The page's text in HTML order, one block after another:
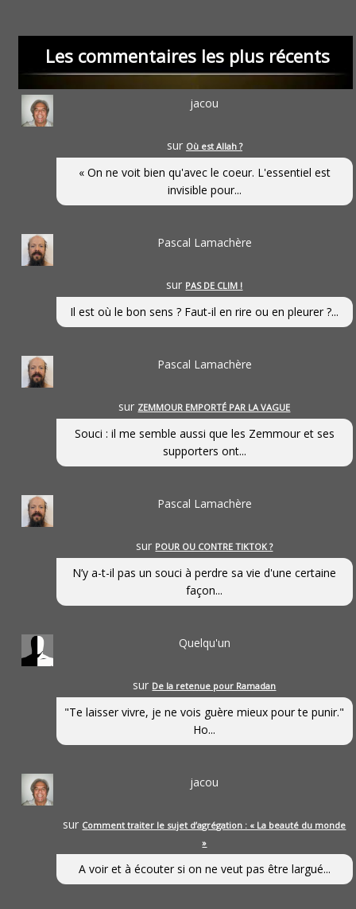
Les commentaires les plus récents
jacou
sur Où est Allah ?
« On ne voit bien qu'avec le coeur. L'essentiel est
invisible pour...
Pascal Lamachère
sur PAS DE CLIM !
Il est où le bon sens ? Faut-il en rire ou en pleurer ?...
Pascal Lamachère
sur ZEMMOUR EMPORTÉ PAR LA VAGUE
Souci : il me semble aussi que les Zemmour et ses
supporters ont...
Pascal Lamachère
sur POUR OU CONTRE TIKTOK ?
N’y a-t-il pas un souci à perdre sa vie d'une certaine
façon...
Quelqu'un
sur De la retenue pour Ramadan
"Te laisser vivre, je ne vois guère mieux pour te punir."
Ho...
jacou
sur Comment traiter le sujet d’agrégation : « La beauté du monde
»
A voir et à écouter si on ne veut pas être largué...